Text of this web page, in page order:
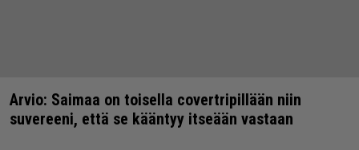
Arvio: Saimaa on toisella covertripillään niin
suvereeni, että se kääntyy itseään vastaan